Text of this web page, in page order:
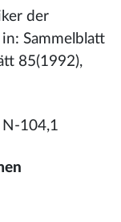
der
Sammelblatt
85(1992),
N-104,1